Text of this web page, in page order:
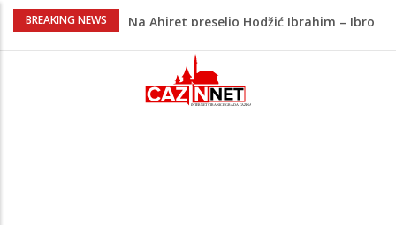
BREAKING NEWS
Na Ahiret preselio Hodžić Ibrahim – Ibro
Bliski istok na ivici nove eskalacije?
Napad na rafineriju Saudi Aramca
podigao tenzije